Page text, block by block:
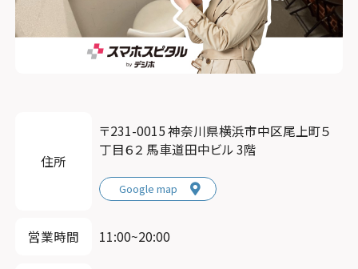
住所
〒231-0015 神奈川県横浜市中区尾上町５
丁目６２ 馬車道田中ビル 3階
Google map
営業時間 11:00~20:00